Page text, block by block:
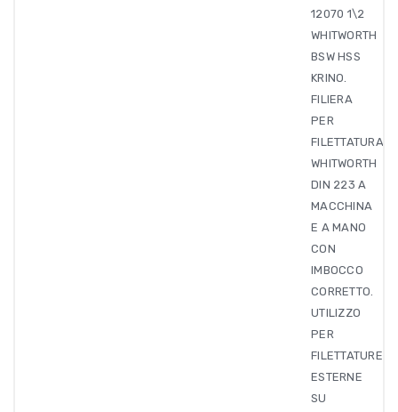
12070 1\2
WHITWORTH
BSW HSS
KRINO.
FILIERA
PER
FILETTATURA
WHITWORTH
DIN 223 A
MACCHINA
E A MANO
CON
IMBOCCO
CORRETTO.
UTILIZZO
PER
FILETTATURE
ESTERNE
SU